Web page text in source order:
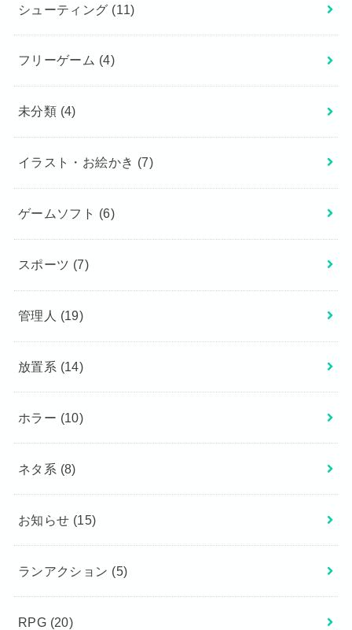
シューティング (11)
フリーゲーム (4)
未分類 (4)
イラスト・お絵かき (7)
ゲームソフト (6)
スポーツ (7)
管理人 (19)
放置系 (14)
ホラー (10)
ネタ系 (8)
お知らせ (15)
ランアクション (5)
RPG (20)